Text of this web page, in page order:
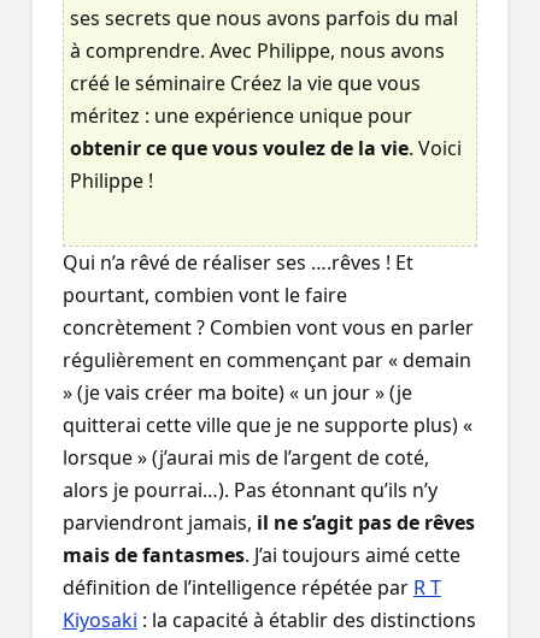
ses secrets que nous avons parfois du mal
à comprendre. Avec Philippe, nous avons
créé le séminaire Créez la vie que vous
méritez : une expérience unique pour
obtenir ce que vous voulez de la vie. Voici
Philippe !
Qui n’a rêvé de réaliser ses ….rêves ! Et
pourtant, combien vont le faire
concrètement ? Combien vont vous en parler
régulièrement en commençant par « demain
» (je vais créer ma boite) « un jour » (je
quitterai cette ville que je ne supporte plus) «
lorsque » (j’aurai mis de l’argent de coté,
alors je pourrai…). Pas étonnant qu’ils n’y
parviendront jamais, il ne s’agit pas de rêves
mais de fantasmes. J’ai toujours aimé cette
définition de l’intelligence répétée par R T
Kiyosaki : la capacité à établir des distinctions